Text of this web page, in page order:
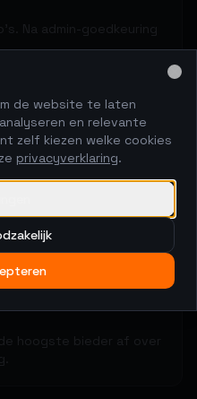
uit
De markt bepaalt de
de website te laten
en relevante
zelf kiezen welke cookies
privacyverklaring.